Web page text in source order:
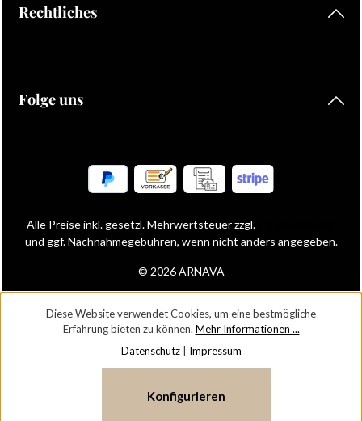
Rechtliches
Folge uns
© 2026 ARNAVA
Alle Preise inkl. gesetzl. Mehrwertsteuer zzgl.
und ggf. Nachnahmegebühren, wenn nicht anders angegeben.
Diese Website verwendet Cookies, um eine bestmögliche
Erfahrung bieten zu können. Mehr Informationen ...
Datenschutz| Impressum
Konfigurieren